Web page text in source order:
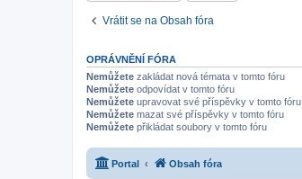
Vrátit se na Obsah fóra
OPRÁVNĚNÍ FÓRA
Nemůžete zakládat nová témata v tomto fóru
Nemůžete odpovídat v tomto fóru
Nemůžete upravovat své příspěvky v tomto fóru
Nemůžete mazat své příspěvky v tomto fóru
Nemůžete přikládat soubory v tomto fóru
Portal Obsah fóra